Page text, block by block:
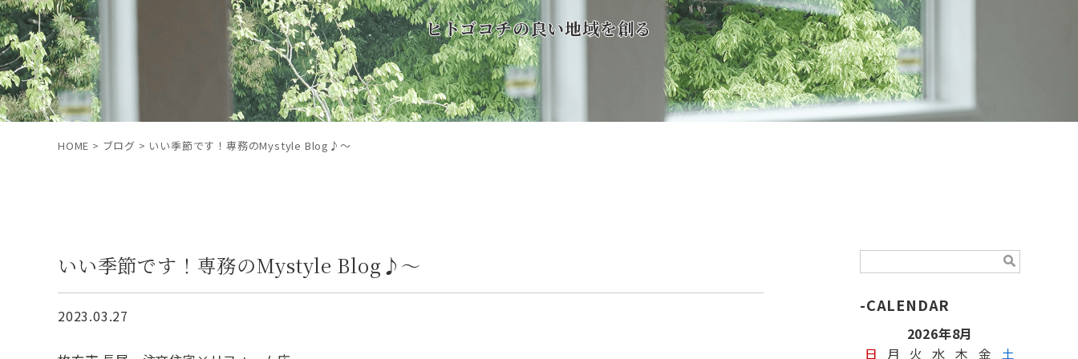
ヒトゴコチの良い地域を創る
HOME > ブログ > いい季節です！専務のMystyle Blog♪～
いい季節です！専務のMystyle Blog♪～
2023.03.27
CALENDAR
2026年8月
日
月 火 水 木 金 土